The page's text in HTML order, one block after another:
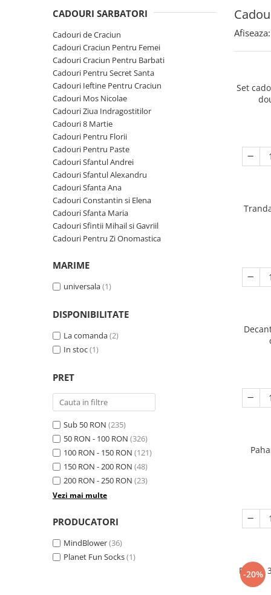
Cadouri Fete
Cadouri Haioase
Cadouri de Casa Noua
Cadouri Majorat
Cadouri pentru Nasi
Cadouri pentru Bunici
Cadouri pentru Prieteni
Cadouri pentru Sefi
Cel ce are tot
Cadouri Nunta si Cununie civila
Cani si Termosuri
Jocuri si Puzzle
Produse pentru Calatorie
Seturi de caligrafie
Cadouri Sfantul Alexandru
Cadouri Sfanta Ana
Cadouri Constantin si Elena
Cadouri Sfanta Maria
Cadouri Sfintii Mihail si Gavriil
CADOURI SARBATORI
Cadouri de Craciun
Cadouri Craciun Pentru Femei
Cadouri Craciun Pentru Barbati
Cadouri Pentru Secret Santa
Cadouri Ieftine Pentru Craciun
Cadouri Mos Nicolae
Cadouri Ziua Indragostitilor
Cadouri 8 Martie
Cadouri Pentru Florii
Cadouri Pentru Paste
Cadouri Sfantul Andrei
Cadouri Sfantul Alexandru
Cadouri Sfanta Ana
Cadouri Constantin si Elena
Cadouri Sfanta Maria
Cadouri Sfintii Mihail si Gavriil
Cadouri Pentru Zi Onomastica
MARIME
universala(1)
DISPONIBILITATE
La comanda(2)
In stoc(1)
PRET
Sub 50 RON (235)
50 RON - 100 RON (326)
100 RON - 150 RON (121)
150 RON - 200 RON (48)
200 RON - 250 RON (23)
Vezi mai multe
PRODUCATORI
MindBlower(36)
Planet Fun Socks(1)
Afiseaza:
Set
-20%
Puzzle